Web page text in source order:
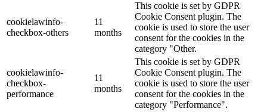
cookielawinfo-
checkbox-others
11
months
This cookie is set by GDPR
Cookie Consent plugin. The
cookie is used to store the user
consent for the cookies in the
category "Other.
cookielawinfo-
checkbox-
performance
11
months
This cookie is set by GDPR
Cookie Consent plugin. The
cookie is used to store the user
consent for the cookies in the
category "Performance".